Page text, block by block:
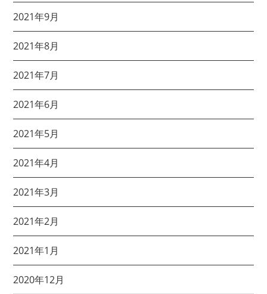
2021年9月
2021年8月
2021年7月
2021年6月
2021年5月
2021年4月
2021年3月
2021年2月
2021年1月
2020年12月